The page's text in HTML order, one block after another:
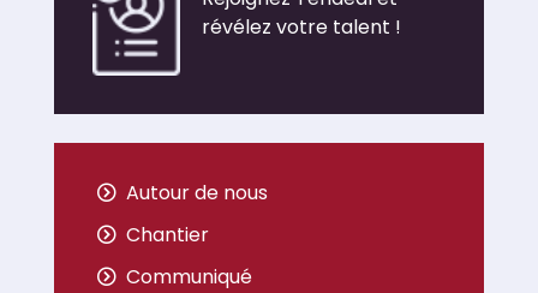
révélez votre talent !
Autour de nous
Chantier
Communiqué